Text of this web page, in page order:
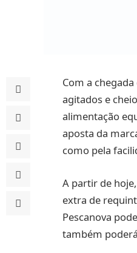
Com a
agitados e
alimentação
aposta da
como pela
A partir de
extra de
Pescanova
também